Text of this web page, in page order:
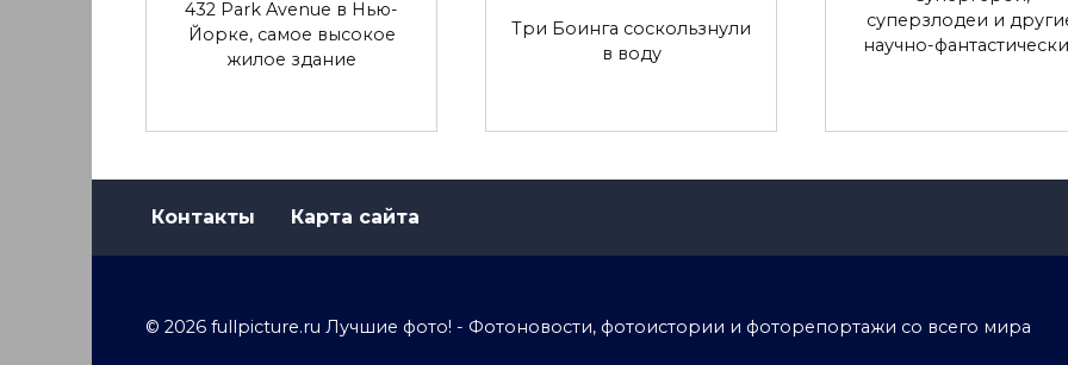
432 Park Avenue в Нью-
Йорке, самое высокое
жилое здание
Три Боинга соскользнули
в воду
суперзлодеи и
научно-
Контакты Карта сайта
© 2026 fullpicture.ru Лучшие фото! - Фотоновости, фотоистории и фоторепортажи со всего мира